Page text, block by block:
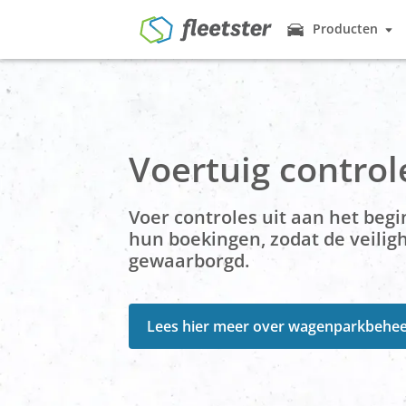
Contact
Demo Login
Producten
Veel
gebruiken
Deze module
werknemers
Rijbewijs
Controle via
sleutelkastje &
Voertuig
Voer controles uit aan het
hun boekingen, zodat de
gewaarborgd.
Lees hier meer over